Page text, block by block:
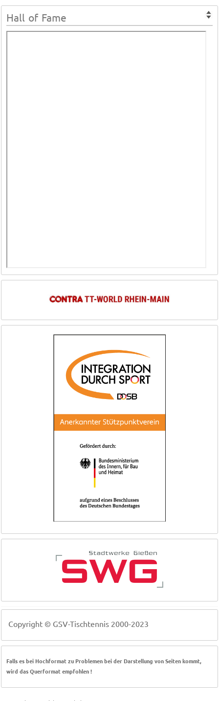
Hall of Fame
Copyright © GSV-Tischtennis 2000-2023
Falls es bei Hochformat zu Problemen bei der Darstellung von Seiten kommt,
wird das Querformat empfohlen !